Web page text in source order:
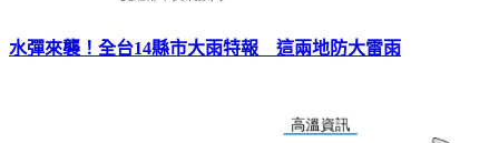
水彈來襲！全台14縣市大雨特報 這兩地防大雷雨